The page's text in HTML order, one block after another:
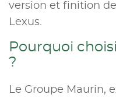
version et finition
Lexus.
Pourquoi
?
Le Groupe Maurin,